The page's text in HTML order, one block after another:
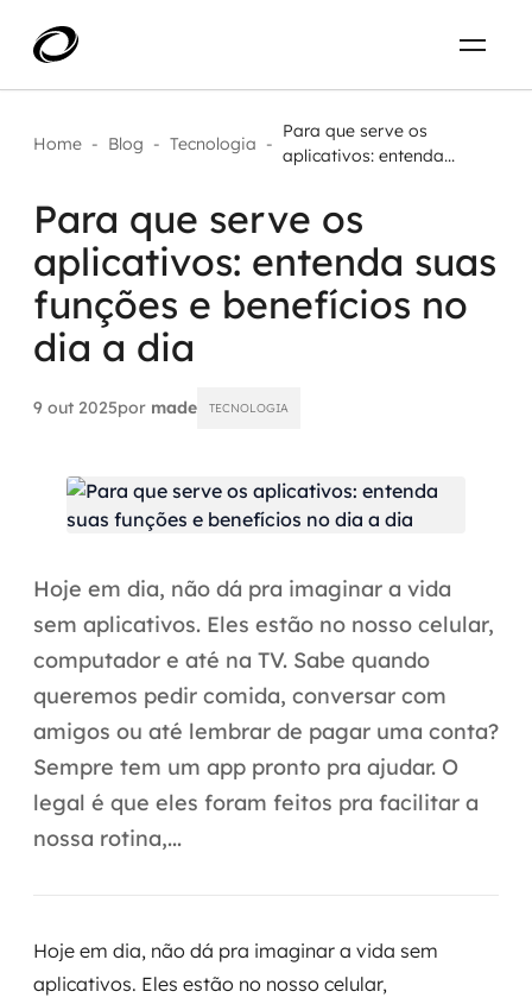
Aplicar IA com impacto real
AI / Machine Learning
IA Generativa
Agentes de IA
Aceleradores de IA
Automação inteligente
Integração de IA
RPA e hiperautomação
AI Day
Transformar dados em decisão
Data Analytics
Business Intelligence
Projetos
Carreira
Home - Blog - Tecnologia -
Para que serve os
aplicativos: entenda...
Para que serve os
aplicativos: entenda suas
funções e benefícios no
dia a dia
9 out 2025por made TECNOLOGIA
Hoje em dia, não dá pra imaginar a vida
sem aplicativos. Eles estão no nosso celular,
computador e até na TV. Sabe quando
queremos pedir comida, conversar com
amigos ou até lembrar de pagar uma conta?
Sempre tem um app pronto pra ajudar. O
legal é que eles foram feitos pra facilitar a
nossa rotina,...
Hoje em dia, não dá pra imaginar a vida sem
aplicativos. Eles estão no nosso celular,